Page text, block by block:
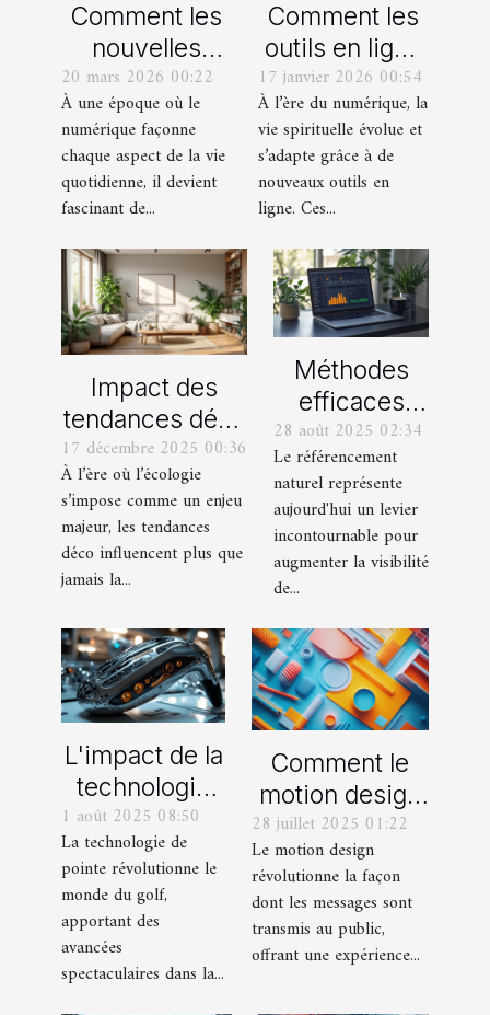
Comment les
nouvelles
technologies
influencent-
elles les
pratiques
culturelles
20 mars 2026 00:22
À une époque où le
numérique façonne
chaque aspect de la vie
quotidienne, il devient
fascinant de...
Comment les
outils en ligne
facilitent-ils la
vie spirituelle
des fidèles ?
17 janvier 2026 00:54
À l’ère du numérique, la
vie spirituelle évolue et
s’adapte grâce à de
nouveaux outils en
ligne. Ces...
Impact des
tendances déco
sur la
préservation de
l'environnement
17 décembre 2025 00:36
À l’ère où l’écologie
s’impose comme un enjeu
majeur, les tendances
déco influencent plus que
jamais la...
Méthodes
efficaces
pour
maximiser le
potentiel SEO
de votre site
internet
28 août 2025 02:34
Le référencement
naturel représente
aujourd'hui un levier
incontournable pour
augmenter la visibilité
de...
L'impact de la
technologie
de pointe
dans la
fabrication
des
équipements
de golf
1 août 2025 08:50
La technologie de
pointe révolutionne le
monde du golf,
apportant des
avancées
spectaculaires dans la...
Comment le
motion design
transforme-t-il
la
communication
visuelle ?
28 juillet 2025 01:22
Le motion design
révolutionne la façon
dont les messages sont
transmis au public,
offrant une expérience...